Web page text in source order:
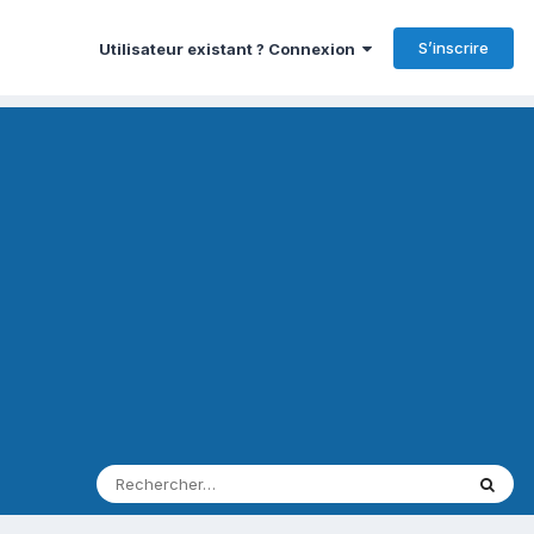
Utilisateur existant ? Connexion S’inscrire